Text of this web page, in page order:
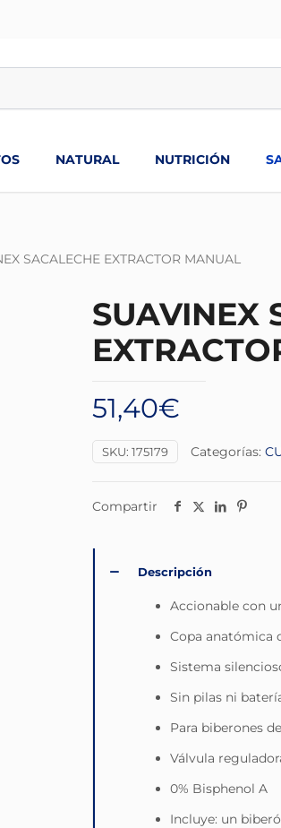
NATURAL NUTRICIÓN
SACALECHE EXTRACTOR MANUAL
SUAVINEX
51,40€
SKU: 175179 Categorías:
Compartir
Descripción
Accionable con
Copa anatómica
Sistema
Sin pilas ni
Para biberones
Válvula
0% Bisphenol A
Incluye: un